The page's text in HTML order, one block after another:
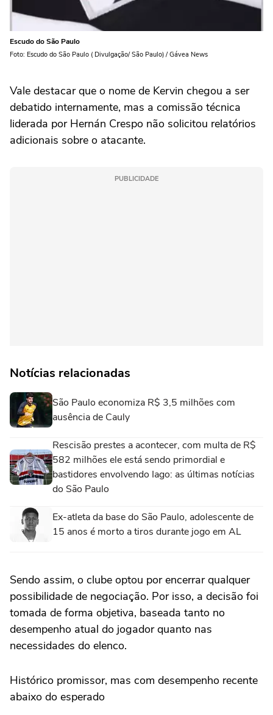
Escudo do São Paulo
Foto: Escudo do São Paulo ( Divulgação/ São Paulo) / Gávea News
Vale destacar que o nome de Kervin chegou a ser
debatido internamente, mas a comissão técnica
liderada por Hernán Crespo não solicitou relatórios
adicionais sobre o atacante.
PUBLICIDADE
Notícias relacionadas
São Paulo economiza R$ 3,5 milhões com
ausência de Cauly
Rescisão prestes a acontecer, com multa de R$
582 milhões ele está sendo primordial e
bastidores envolvendo Iago: as últimas notícias
do São Paulo
Ex-atleta da base do São Paulo, adolescente de
15 anos é morto a tiros durante jogo em AL
Sendo assim, o clube optou por encerrar qualquer
possibilidade de negociação. Por isso, a decisão foi
tomada de forma objetiva, baseada tanto no
desempenho atual do jogador quanto nas
necessidades do elenco.
Histórico promissor, mas com desempenho recente
abaixo do esperado